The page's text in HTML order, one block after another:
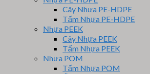
Cây Nhựa PE-HDPE
Tấm Nhựa PE-HDPE
Nhựa PEEK
Cây Nhựa PEEK
Tấm Nhựa PEEK
Nhựa POM
Tấm Nhựa POM